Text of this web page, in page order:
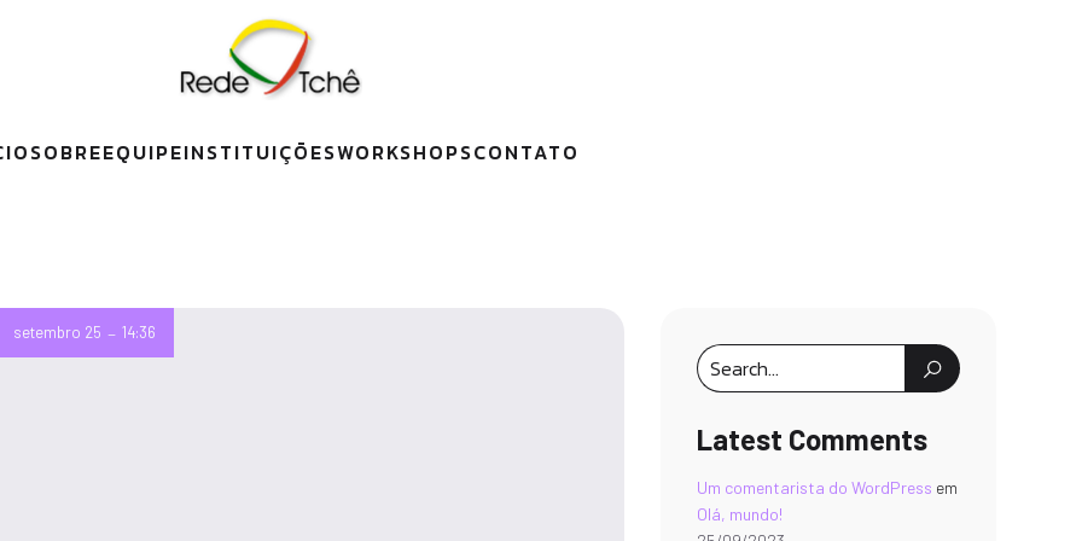
SOBREEQUIPEINSTITUIÇÕESWORKSHOPSCONTATO
setembro 25 – 14:36
Latest Comments
Um comentarista do WordPress em
Olá, mundo!